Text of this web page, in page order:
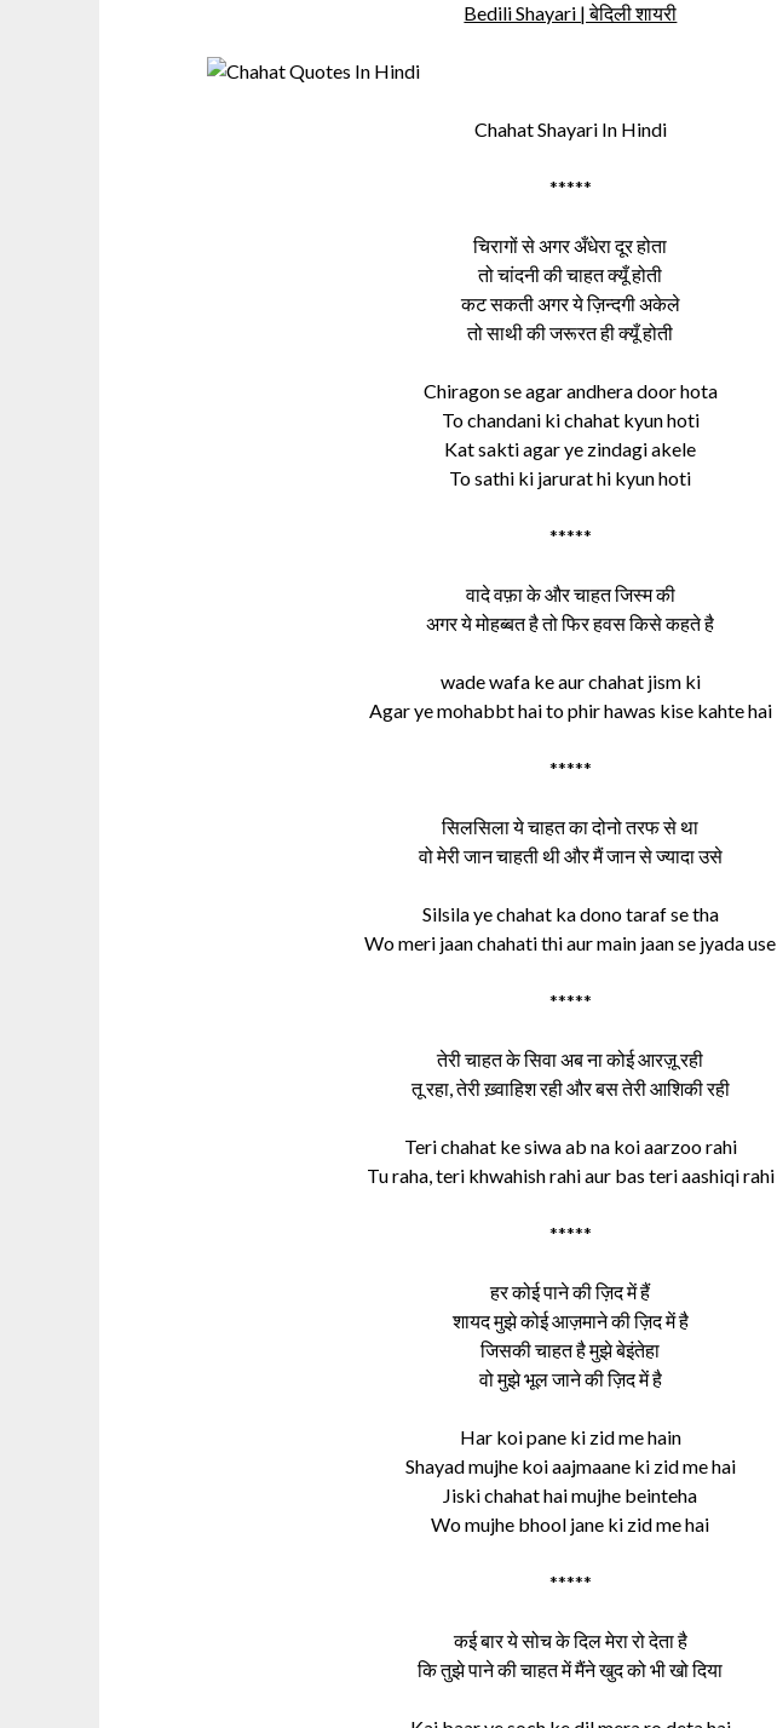
Bedili Shayari | बेदिली शायरी
Chahat Shayari In Hindi
*****
चिरागों से अगर अँधेरा दूर होता
तो चांदनी की चाहत क्यूँ होती
कट सकती अगर ये ज़िन्दगी अकेले
तो साथी की जरूरत ही क्यूँ होती
Chiragon se agar andhera door hota
To chandani ki chahat kyun hoti
Kat sakti agar ye zindagi akele
To sathi ki jarurat hi kyun hoti
*****
वादे वफ़ा के और चाहत जिस्म की
अगर ये मोहब्बत है तो फिर हवस किसे कहते है
wade wafa ke aur chahat jism ki
Agar ye mohabbt hai to phir hawas kise kahte hai
*****
सिलसिला ये चाहत का दोनो तरफ से था
वो मेरी जान चाहती थी और मैं जान से ज्यादा उसे
Silsila ye chahat ka dono taraf se tha
Wo meri jaan chahati thi aur main jaan se jyada use
*****
तेरी चाहत के सिवा अब ना कोई आरज़ू रही
तू रहा, तेरी ख़्वाहिश रही और बस तेरी आशिकी रही
Teri chahat ke siwa ab na koi aarzoo rahi
Tu raha, teri khwahish rahi aur bas teri aashiqi rahi
*****
हर कोई पाने की ज़िद में हैं
शायद मुझे कोई आज़माने की ज़िद में है
जिसकी चाहत है मुझे बेइंतेहा
वो मुझे भूल जाने की ज़िद में है
Har koi pane ki zid me hain
Shayad mujhe koi aajmaane ki zid me hai
Jiski chahat hai mujhe beinteha
Wo mujhe bhool jane ki zid me hai
*****
कई बार ये सोच के दिल मेरा रो देता है
कि तुझे पाने की चाहत में मैंने खुद को भी खो दिया